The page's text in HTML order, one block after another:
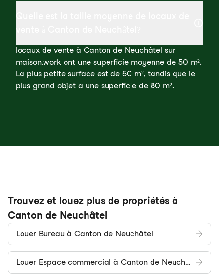
locaux de vente à Canton de Neuchâtel sur
maison.work ont une superficie moyenne de 50 m².
La plus petite surface est de 50 m², tandis que le
plus grand objet a une superficie de 80 m².
Trouvez et louez plus de propriétés à
Canton de Neuchâtel
Louer Bureau à Canton de Neuchâtel
Louer Espace commercial à Canton de Neuchâtel